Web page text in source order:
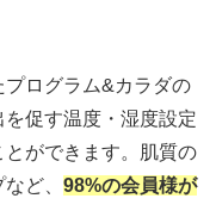
プログラム&カラダの
促す温度・湿度設定
ができます。肌質の
ど、 98%の会員様が